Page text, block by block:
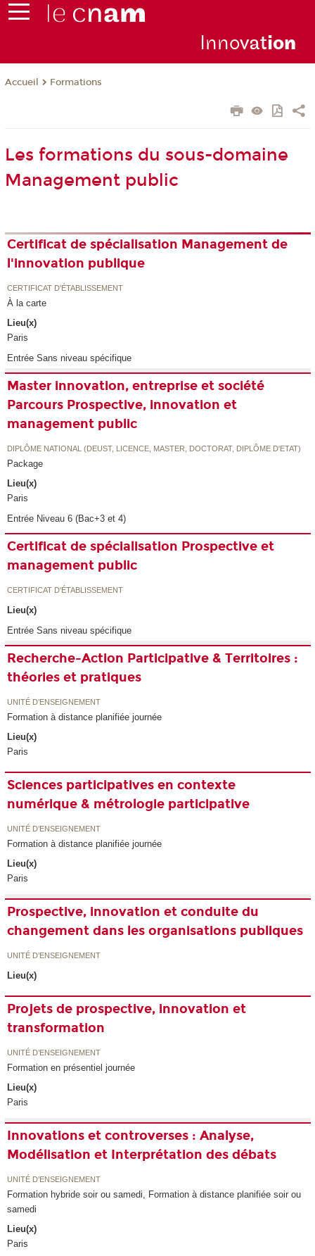
Innovation
Accueil Formations
Les formations du sous-domaine
Management public
Certificat de spécialisation Management de
l'innovation publique
CERTIFICAT D'ÉTABLISSEMENT
À la carte
Lieu(x)
Paris
Entrée Sans niveau spécifique
Master innovation, entreprise et société
Parcours Prospective, innovation et
management public
DIPLÔME NATIONAL (DEUST, LICENCE, MASTER, DOCTORAT, DIPLÔME D'ETAT)
Package
Lieu(x)
Paris
Entrée Niveau 6 (Bac+3 et 4)
Certificat de spécialisation Prospective et
management public
CERTIFICAT D'ÉTABLISSEMENT
Lieu(x)
Entrée Sans niveau spécifique
Recherche-Action Participative & Territoires :
théories et pratiques
UNITÉ D’ENSEIGNEMENT
Formation à distance planifiée journée
Lieu(x)
Paris
Sciences participatives en contexte
numérique & métrologie participative
UNITÉ D’ENSEIGNEMENT
Formation à distance planifiée journée
Lieu(x)
Paris
Prospective, innovation et conduite du
changement dans les organisations publiques
UNITÉ D’ENSEIGNEMENT
Lieu(x)
Projets de prospective, innovation et
transformation
UNITÉ D’ENSEIGNEMENT
Formation en présentiel journée
Lieu(x)
Paris
Innovations et controverses : Analyse,
Modélisation et Interprétation des débats
UNITÉ D’ENSEIGNEMENT
Formation hybride soir ou samedi, Formation à distance planifiée soir ou
samedi
Lieu(x)
Paris